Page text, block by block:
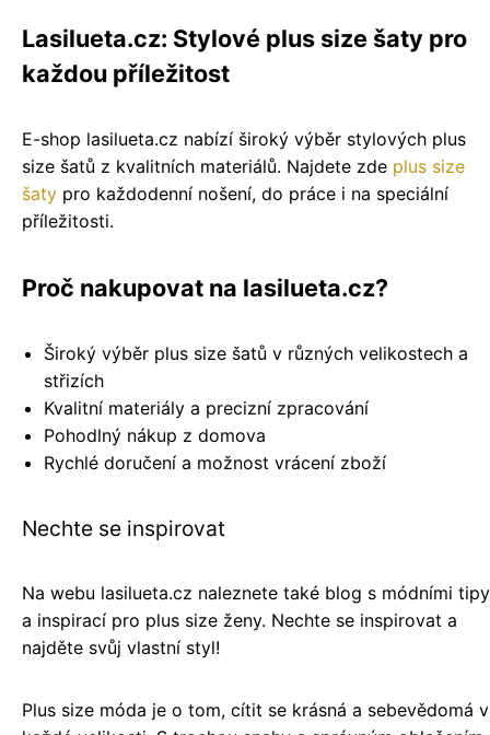
Lasilueta.cz: Stylové plus size šaty pro
každou příležitost
E-shop lasilueta.cz nabízí široký výběr stylových plus
size šatů z kvalitních materiálů. Najdete zde plus size
šaty pro každodenní nošení, do práce i na speciální
příležitosti.
Proč nakupovat na lasilueta.cz?
Široký výběr plus size šatů v různých velikostech a
střizích
Kvalitní materiály a precizní zpracování
Pohodlný nákup z domova
Rychlé doručení a možnost vrácení zboží
Nechte se inspirovat
Na webu lasilueta.cz naleznete také blog s módními tipy
a inspirací pro plus size ženy. Nechte se inspirovat a
najděte svůj vlastní styl!
Plus size móda je o tom, cítit se krásná a sebevědomá v